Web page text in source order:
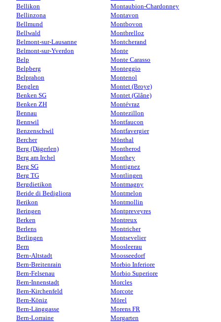
Bellikon
Bellinzona
Bellmund
Bellwald
Belmont-sur-Lausanne
Belmont-sur-Yverdon
Belp
Belpberg
Belprahon
Benglen
Benken SG
Benken ZH
Bennau
Bennwil
Benzenschwil
Bercher
Berg (Dägerlen)
Berg am Irchel
Berg SG
Berg TG
Bergdietikon
Beride di Bedigliora
Berikon
Beringen
Berken
Berlens
Berlingen
Bern
Bern-Altstadt
Bern-Breitenrain
Bern-Felsenau
Bern-Innenstadt
Bern-Kirchenfeld
Bern-Köniz
Bern-Länggasse
Bern-Lorraine
Montaubion-Chardonney
Montavon
Montbovon
Montbrelloz
Montcherand
Monte
Monte Carasso
Monteggio
Montenol
Montet (Broye)
Montet (Glâne)
Montévraz
Montezillon
Montfaucon
Montfavergier
Mönthal
Montherod
Monthey
Montignez
Montlingen
Montmagny
Montmelon
Montmollin
Montpreveyres
Montreux
Montricher
Montsevelier
Moosleerau
Moosseedorf
Morbio Inferiore
Morbio Superiore
Morcles
Morcote
Mörel
Morens FR
Morgarten